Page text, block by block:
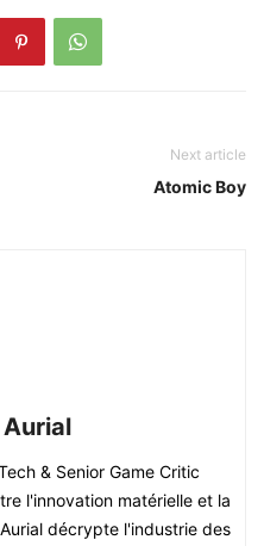
Next article
Atomic Boy
& Senior Game Critic
l'innovation matérielle et la
décrypte l'industrie des